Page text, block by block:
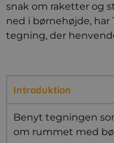
snak om raketter og
ned i børnehøjde,
tegning, der
Introduktion
Benyt tegningen
om rummet med